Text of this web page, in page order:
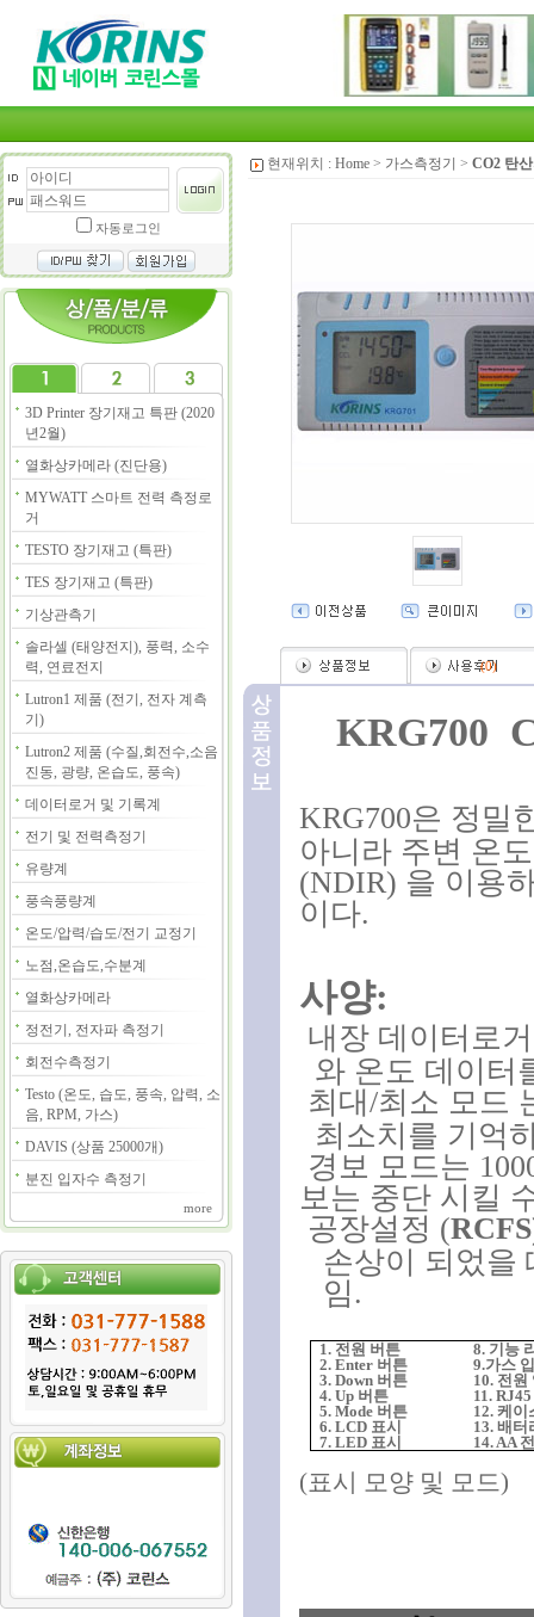
자동로그인
3D Printer 장기재고 특판 (2020
년2월)
열화상카메라 (진단용)
MYWATT 스마트 전력 측정로
거
TESTO 장기재고 (특판)
TES 장기재고 (특판)
기상관측기
솔라셀 (태양전지), 풍력, 소수
력, 연료전지
Lutron1 제품 (전기, 전자 계측
기)
Lutron2 제품 (수질,회전수,소음
진동, 광량, 온습도, 풍속)
데이터로거 및 기록계
전기 및 전력측정기
유량계
풍속풍량계
온도/압력/습도/전기 교정기
노점,온습도,수분계
열화상카메라
정전기, 전자파 측정기
회전수측정기
Testo (온도, 습도, 풍속, 압력, 소
음, RPM, 가스)
DAVIS (상품 25000개)
분진 입자수 측정기
more
현재위치 : Home > 가스측정기 > CO2 탄
(0)
KRG700
KRG700은 정밀
아니라 주변 온
(NDIR) 을 이용
이다.
사양:
내장 데이터로
와 온도 데이터
최대/최소 모드
최소치를 기억
경보 모드는
보는 중단 시킬
공장설정 (RCFS
손상이 되었을
임.
1. 전원 버튼 8. 기능
2. Enter 버튼 9.가스
3. Down 버튼 10. 전원
4. Up 버튼
11.
5. Mode 버튼 12.케이
6. LCD 표시 13.배터
7. LED 표시 14. AA
(표시 모양 및 모드)